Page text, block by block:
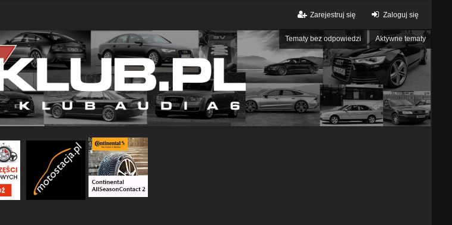
Zaloguj się
Zarejestruj się
Tematy bez odpowiedzi Aktywne tematy